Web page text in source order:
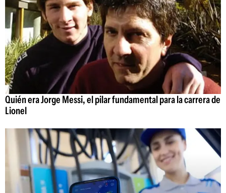
Quién era Jorge Messi, el pilar fundamental para la carrera de
Lionel